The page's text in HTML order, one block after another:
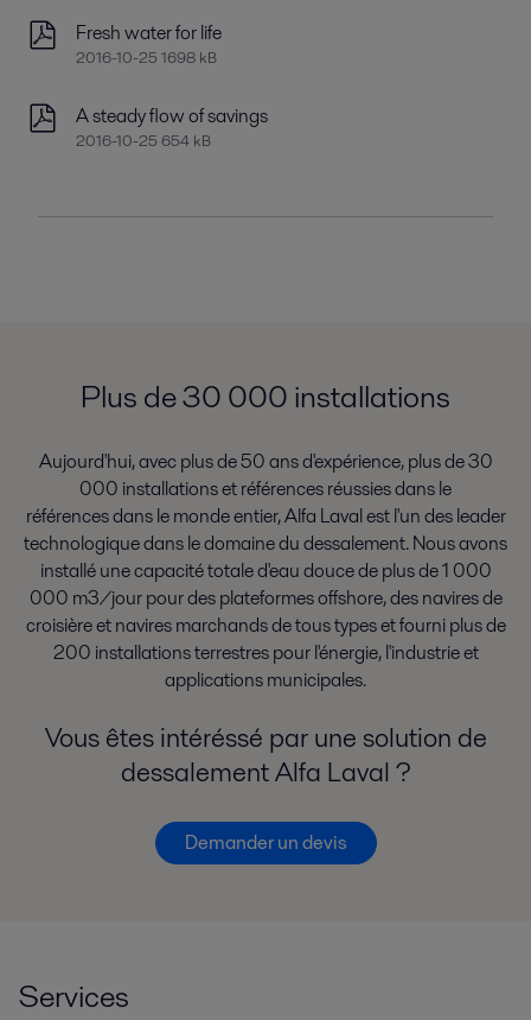
Fresh water for life
2016-10-25 1698 kB
A steady flow of savings
2016-10-25 654 kB
Plus de 30 000 installations
Aujourd'hui, avec plus de 50 ans d'expérience, plus de 30
000 installations et références réussies dans le
références dans le monde entier, Alfa Laval est l'un des leader
technologique dans le domaine du dessalement. Nous avons
installé une capacité totale d'eau douce de plus de 1 000
000 m3/jour pour des plateformes offshore, des navires de
croisière et navires marchands de tous types et fourni plus de
200 installations terrestres pour l'énergie, l'industrie et
applications municipales.
Vous êtes intéréssé par une solution de
dessalement Alfa Laval ?
Demander un devis
Services